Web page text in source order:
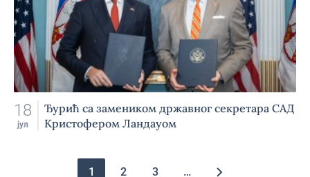
18
јул
Ђурић са замеником државног секретара САД
Кристофером Ландауом
Pagination
1 2 3 …